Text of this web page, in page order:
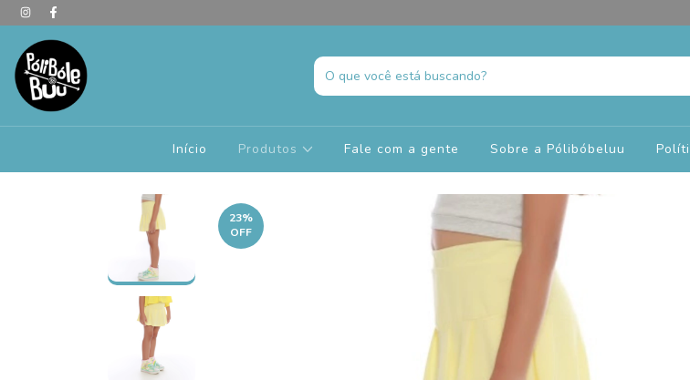
Início Produtos Fale com a gente Sobre a Pólibóbeluu
23%
OFF